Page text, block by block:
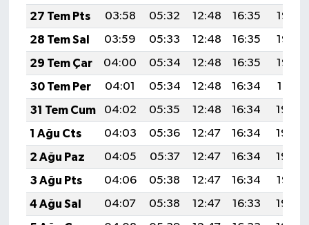
27 Tem Pts
03:58 05:32 12:48 16:35
19:53
28 Tem Sal
03:59 05:33 12:48 16:35
19:52
29 Tem Çar
04:00 05:34 12:48 16:35
19:52
30 Tem Per
04:01 05:34 12:48 16:34
19:51
31 Tem Cum
04:02 05:35 12:48 16:34
19:50
1 Ağu Cts
04:03 05:36 12:47 16:34
19:49
2 Ağu Paz
04:05 05:37 12:47 16:34
19:48
3 Ağu Pts
04:06 05:38 12:47 16:34
19:47
4 Ağu Sal
04:07 05:38 12:47 16:33
19:46